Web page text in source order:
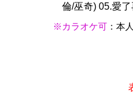
倫/巫奇) 05.愛
※カラオケ可 ：本